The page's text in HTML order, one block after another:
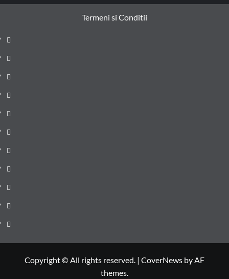
Termeni si Conditii
Prima
pagină
Știri
de
ultima
Administrație
locală
Actualitate
Justiție
Cultura
Sănătate
Litoral
Joburi
Politică
Comunicate
Copyright © All rights reserved. | CoverNews by AF
themes.